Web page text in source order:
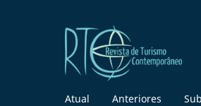
Atual Anteriores